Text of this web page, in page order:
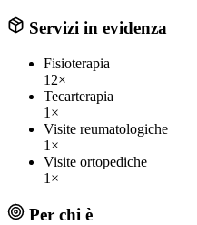
Servizi in evidenza
Fisioterapia
12×
Tecarterapia
1×
Visite reumatologiche
1×
Visite ortopediche
1×
Per chi è